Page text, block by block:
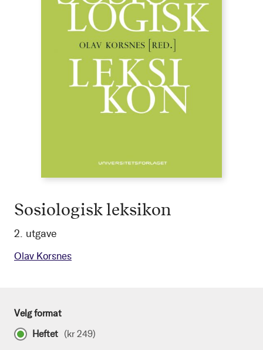
Sosiologisk leksikon
2. utgave
Olav Korsnes
Velg format
Heftet (kr 249)